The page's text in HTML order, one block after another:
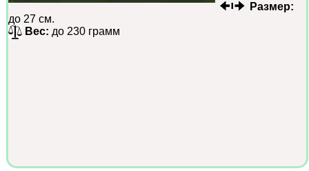
Размер:
до 27 см.
Вес: до 230 грамм